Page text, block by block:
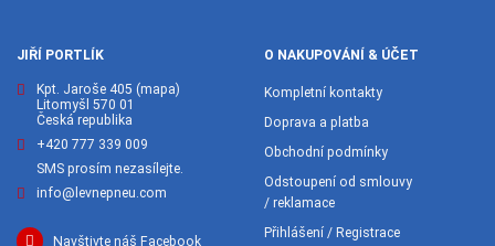
JIŘÍ PORTLÍK
Kpt. Jaroše 405 (mapa)
Litomyšl 570 01
Česká republika
+420 777 339 009
SMS prosím nezasílejte.
info@levnepneu.com
Navštivte náš Facebook
O NAKUPOVÁNÍ & ÚČET
Kompletní kontakty
Doprava a platba
Obchodní podmínky
Odstoupení od smlouvy
/ reklamace
Přihlášení / Registrace